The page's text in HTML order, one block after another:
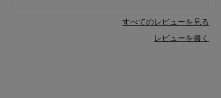
すべてのレビューを見る
レビューを書く